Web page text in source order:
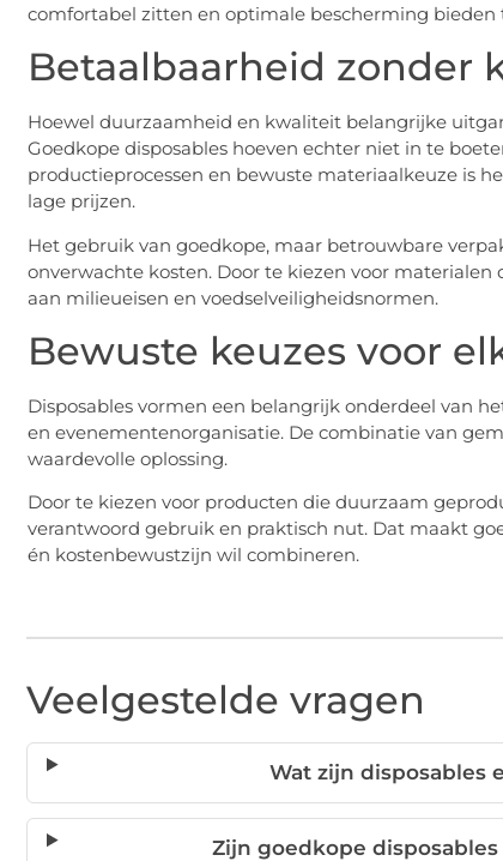
comfortabel zitten en optimale bescherming bieden
Betaalbaarheid zonder
Hoewel duurzaamheid en kwaliteit belangrijke
Goedkope disposables hoeven echter niet in te
productieprocessen en bewuste materiaalkeuze is
lage prijzen.
Het gebruik van goedkope, maar betrouwbare
onverwachte kosten. Door te kiezen voor
aan milieueisen en voedselveiligheidsnormen.
Bewuste keuzes voor
Disposables vormen een belangrijk onderdeel van
en evenementenorganisatie. De combinatie van
waardevolle oplossing.
Door te kiezen voor producten die duurzaam
verantwoord gebruik en praktisch nut. Dat maakt
én kostenbewustzijn wil combineren.
Veelgestelde vragen
Wat zijn disposables
Zijn goedkope